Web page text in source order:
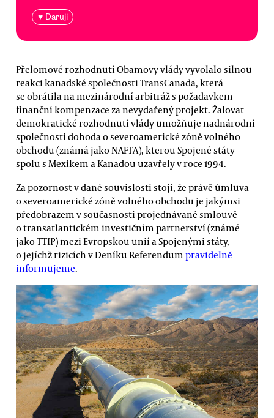
♥ Daruji
Přelomové rozhodnutí Obamovy vlády vyvolalo silnou
reakci kanadské společnosti TransCanada, která
se obrátila na mezinárodní arbitráž s požadavkem
finanční kompenzace za nevydařený projekt. Žalovat
demokratické rozhodnutí vlády umožňuje nadnárodní
společnosti dohoda o severoamerické zóně volného
obchodu (známá jako NAFTA), kterou Spojené státy
spolu s Mexikem a Kanadou uzavřely v roce 1994.
Za pozornost v dané souvislosti stojí, že právě úmluva
o severoamerické zóně volného obchodu je jakýmsi
předobrazem v současnosti projednávané smlouvě
o transatlantickém investičním partnerství (známé
jako TTIP) mezi Evropskou unií a Spojenými státy,
o jejíchž rizicích v Deníku Referendum pravidelně
informujeme.